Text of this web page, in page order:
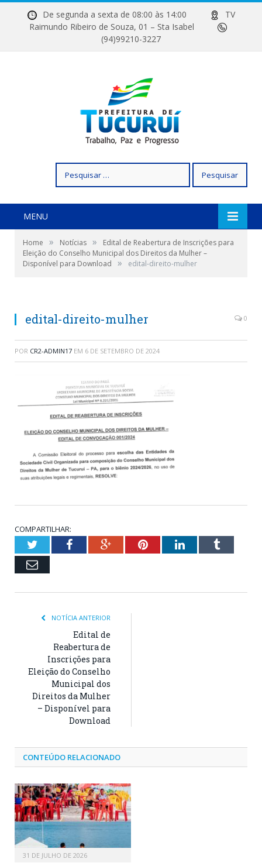
De segunda a sexta de 08:00 às 14:00
TV
Raimundo Ribeiro de Souza, 01 – Sta Isabel
(94)99210-3227
por:
MENU
Home » Notícias »
Edital de Reabertura de Inscrições para
Eleição do Conselho Municipal dos Direitos da Mulher –
Disponível para Download
» edital-direito-mulher
edital-direito-mulher 0
POR CR2-ADMIN17 EM 6 DE SETEMBRO DE 2024
COMPARTILHAR:
TwitterFacebookGoogle+PinterestLinkedInTumblr
Email
NOTÍCIA ANTERIOR
Edital de
Reabertura de
Inscrições para
Eleição do Conselho
Municipal dos
Direitos da Mulher
– Disponível para
Download
CONTEÚDO RELACIONADO
31 DE JULHO DE 2026